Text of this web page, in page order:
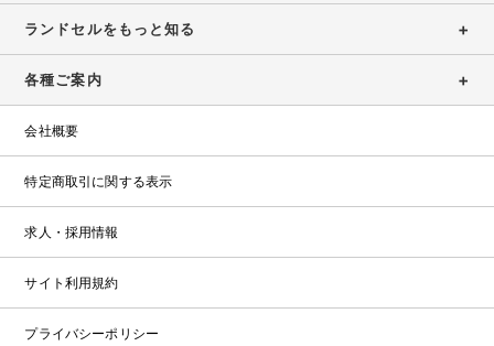
ランドセルをもっと知る
各種ご案内
会社概要
特定商取引に関する表示
求人・採用情報
サイト利用規約
プライバシーポリシー